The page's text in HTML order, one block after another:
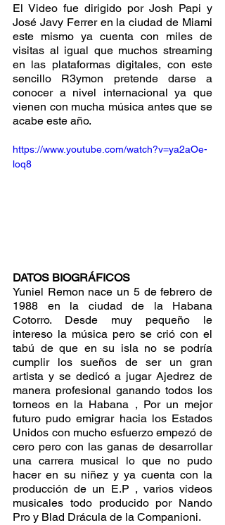
El Video fue dirigido por Josh Papi y
José Javy Ferrer en la ciudad de Miami
este mismo ya cuenta con miles de
visitas al igual que muchos streaming
en las plataformas digitales, con este
sencillo R3ymon pretende darse a
conocer a nivel internacional ya que
vienen con mucha música antes que se
acabe este año.
https://www.youtube.com/watch?v=ya2aOe-
loq8
DATOS BIOGRÁFICOS
Yuniel Remon nace un 5 de febrero de
1988 en la ciudad de la Habana
Cotorro. Desde muy pequeño le
intereso la música pero se crió con el
tabú de que en su isla no se podría
cumplir los sueños de ser un gran
artista y se dedicó a jugar Ajedrez de
manera profesional ganando todos los
torneos en la Habana , Por un mejor
futuro pudo emigrar hacia los Estados
Unidos con mucho esfuerzo empezó de
cero pero con las ganas de desarrollar
una carrera musical lo que no pudo
hacer en su niñez y ya cuenta con la
producción de un E.P , varios videos
musicales todo producido por Nando
Pro y Blad Drácula de la Companioni.